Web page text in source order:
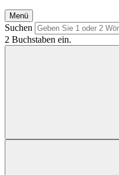
Menü
Suchen
2 Buchstaben ein.